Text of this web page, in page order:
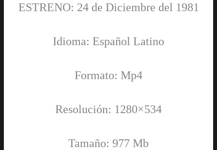
ESTRENO: 24 de Diciembre del 1981
Idioma: Español Latino
Formato: Mp4
Resolución: 1280×534
Tamaño: 977 Mb